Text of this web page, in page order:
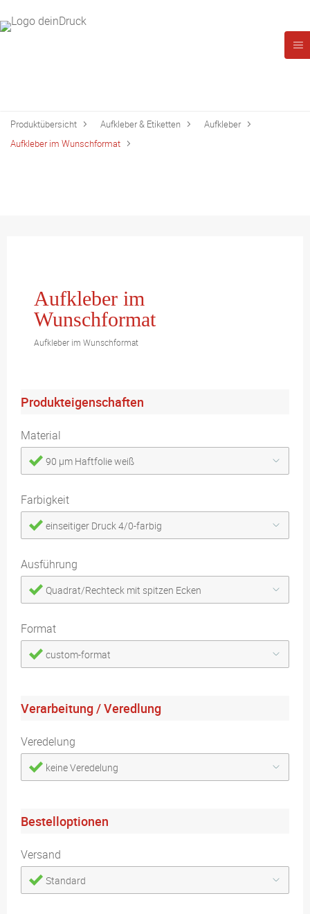
Produktübersicht Aufkleber & Etiketten
Aufkleber
Aufkleber im Wunschformat
Aufkleber im
Wunschformat
Aufkleber im Wunschformat
Produkteigenschaften
Material
90 µm Haftfolie weiß
Farbigkeit
einseitiger Druck 4/0-farbig
Ausführung
Quadrat/Rechteck mit spitzen Ecken
Format
custom-format
Verarbeitung / Veredlung
Veredelung
keine Veredelung
Bestelloptionen
Versand
Standard